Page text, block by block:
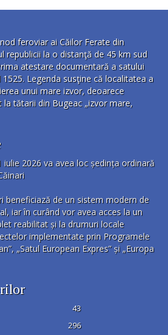
feroviar ai Căilor Ferate din
republicii la o distanţă de 45 km sud
atestare documentară a satului
Legenda susţine că localitatea a
unui mare izvor, deoarece
tătarii din Bugeac „izvor mare,
2026 va avea loc ședința ordinară
beneficiază de un sistem modern de
iar în curând vor avea acces la un
reabilitat și la drumuri locale
implementate prin Programele
„Satul European Expres” și „Europa
43
296